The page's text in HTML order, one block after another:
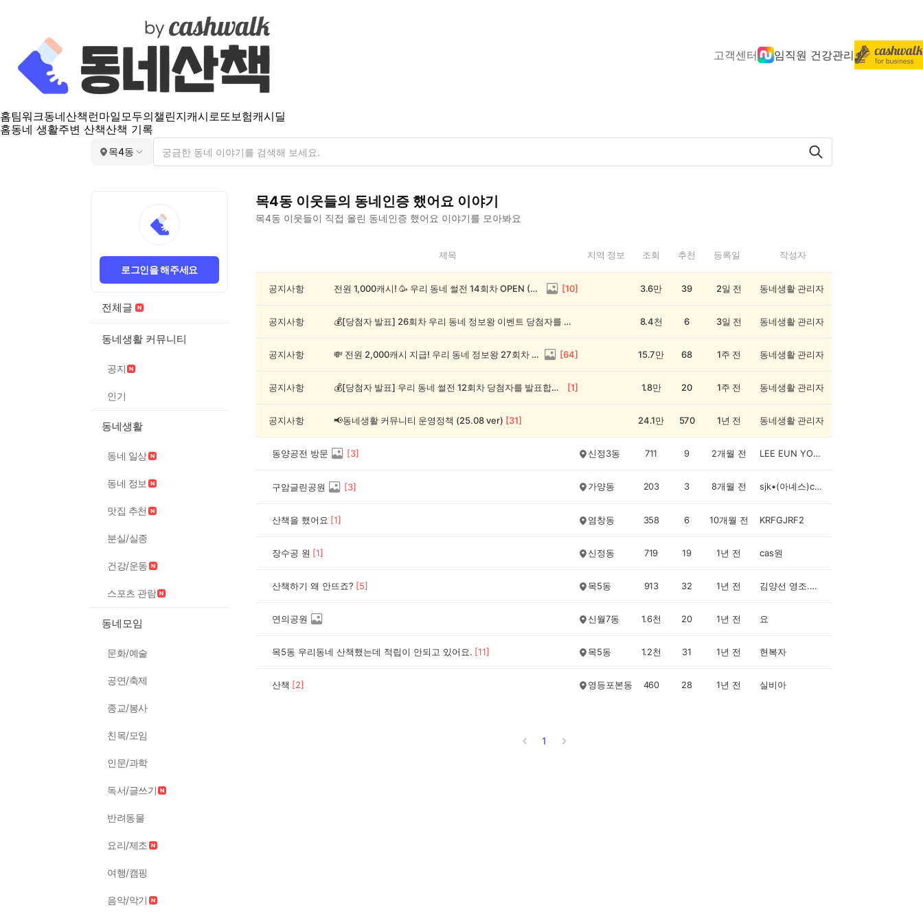
고객센터 임직원 건강관리
홈팀워크동네산책 런마일모두의챌린지캐시로또보험캐시딜
홈동네 생활주변 산책산책 기록
목4동
로그인을 해주세요
전체글
동네생활 커뮤니티
공지
인기
동네생활
동네 일상
동네 정보
맛집 추천
분실/실종
건강/운동
스포츠 관람
동네모임
문화/예술
공연/축제
종교/봉사
친목/모임
인문/과학
독서/글쓰기
반려동물
요리/제조
여행/캠핑
음악/악기
목4동 이웃들의 동네인증 했어요 이야기
목4동 이웃들이 직접 올린 동네인증 했어요 이야기를 모아봐요
동
제목 지역 정보 조회 추천 등록일 작성자
공지사항 전원 1,000캐시! 🥳 우리 동네 썰전 14회차 OPEN (~8/17) [10] 3.6만 39 2일 전 동네생활 관리자
공지사항 💰[당첨자 발표] 26회차 우리 동네 정보왕 이벤트 당첨자를 발표합니다! 8.4천 6 3일 전 동네생활 관리자
공지사항 💸 전원 2,000캐시 지급! 우리 동네 정보왕 27회차 (~8/10) [64] 15.7만 68 1주 전 동네생활 관리자
공지사항 💰[당첨자 발표] 우리 동네 썰전 12회차 당첨자를 발표합니다! [1] 1.8만 20 1주 전 동네생활 관리자
공지사항 📢동네생활 커뮤니티 운영정책 (25.08 ver) [31] 24.1만 570 1년 전 동네생활 관리자
동양공전 방문 [3] 신정3동 711 9 2개월 전 LEE EUN YOUNG
구암글린공원 [3] 가양동 203 3 8개월 전 sjk•(아녜스)cashwalker
산책을 했어요 [1] 염창동 358 6 10개월 전 KRFGJRF2
장수공 원 [1] 신정동 719 19 1년 전 cas원
산책하기 왜 안뜨죠? [5] 목5동 913 32 1년 전 김양선 영조.영상맘
연의공원 신월7동 1.6천 20 1년 전 요
목5동 우리동네 산책했는데 적립이 안되고 있어요. [11] 목5동 1.2천 31 1년 전 현복자
산책 [2] 영등포본동 460 28 1년 전 실비아
1